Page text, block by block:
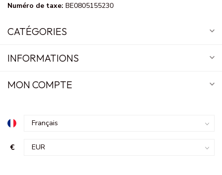
Numéro de taxe: BE0805155230
CATÉGORIES
INFORMATIONS
MON COMPTE
€